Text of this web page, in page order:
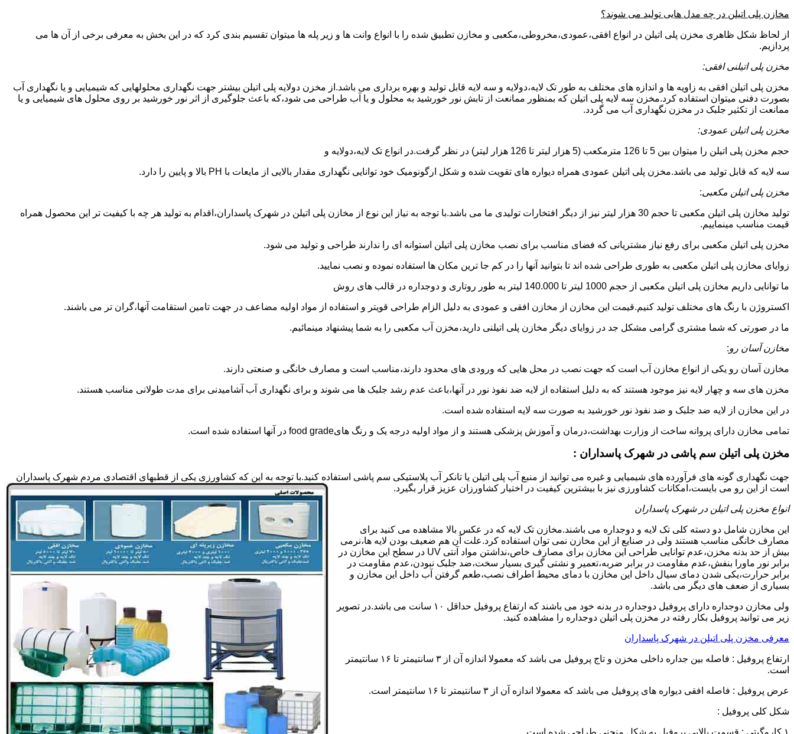
مخازن پلی اتیلن در چه مدل هایی تولید می شوند؟
از لحاظ شکل ظاهری مخزن پلی اتیلن در انواع افقی،عمودی،مخروطی،مکعبی و مخازن تطبیق شده را با انواع وانت ها و زیر پله ها میتوان تقسیم بندی کرد که در این بخش به معرفی برخی از آن ها می
پردازیم.
مخزن پلی اتیلنی افقی:
مخزن پلی اتیلن افقی به زاویه ها و اندازه های مختلف به طور تک لایه،دولایه و سه لایه قابل تولید و بهره برداری می باشد.از مخزن دولایه پلی اتیلن بیشتر جهت نگهداری محلولهایی که شیمیایی و یا نگهداری آب
بصورت دفنی میتوان استفاده کرد.مخزن سه لایه پلی اتیلن که بمنظور ممانعت از تابش نور خورشید به محلول و یا آب طراحی می شود،که باعث جلوگیری از اثر نور خورشید بر روی محلول های شیمیایی و یا
ممانعت از تکثیر جلبک در مخزن نگهداری آب می گردد.
مخزن پلی اتیلن عمودی:
حجم مخزن پلی اتیلن را میتوان بین 5 تا 126 مترمکعب (5 هزار لیتر تا 126 هزار لیتر) در نظر گرفت.در انواع تک لایه،دولایه و
سه لایه که قابل تولید می باشد.مخزن پلی اتیلن عمودی همراه دیواره های تقویت شده و شکل ارگونومیک خود توانایی نگهداری مقدار بالایی از مایعات با PH بالا و پایین را دارد.
مخزن پلی اتیلن مکعبی:
تولید مخازن پلی اتیلن مکعبی تا حجم 30 هزار لیتر نیز از دیگر افتخارات تولیدی ما می باشد.با توجه به نیاز این نوع از مخازن پلی اتیلن در شهرک پاسداران،اقدام به تولید هر چه با کیفیت تر این محصول همراه
قیمت مناسب مینماییم.
مخزن پلی اتیلن مکعبی برای رفع نیاز مشتریانی که فضای مناسب برای نصب مخازن پلی اتیلن استوانه ای را ندارند طراحی و تولید می شود.
زوایای مخازن پلی اتیلن مکعبی به طوری طراحی شده اند تا بتوانید آنها را در کم جا ترین مکان ها استفاده نموده و نصب نمایید.
ما توانایی داریم مخازن پلی اتیلن مکعبی از حجم 1000 لیتر تا 140.000 لیتر به طور روتاری و دوجداره در قالب های روش
اکستروژن با رنگ های مختلف تولید کنیم.قیمت این مخازن از مخازن افقی و عمودی به دلیل الزام طراحی قویتر و استفاده از مواد اولیه مضاعف در جهت تامین استقامت آنها،گران تر می باشند.
ما در صورتی که شما مشتری گرامی مشکل جد در زوایای دیگر مخازن پلی اتیلنی دارید،مخزن آب مکعبی را به شما پیشنهاد مینمائیم.
مخازن آسان رو:
مخازن آسان رو یکی از انواع مخازن آب است که جهت نصب در محل هایی که ورودی های محدود دارند،مناسب است و مصارف خانگی و صنعتی دارند.
مخزن های سه و چهار لایه نیز موجود هستند که به دلیل استفاده از لایه ضد نفوذ نور در آنها،باعث عدم رشد جلبک ها می شوند و برای نگهداری آب آشامیدنی برای مدت طولانی مناسب هستند.
در این مخازن از لایه ضد جلبک و ضد نفوذ نور خورشید به صورت سه لایه استفاده شده است.
تمامی مخازن دارای پروانه ساخت از وزارت بهداشت،درمان و آموزش پزشکی هستند و از مواد اولیه درجه یک و رنگ هایfood grade در آنها استفاده شده است.
مخزن پلی اتیلن سم پاشی در شهرک پاسداران :
جهت نگهداری گونه های فرآورده های شیمیایی و غیره می توانید از منبع آب پلی اتیلن یا تانکر آب پلاستیکی سم پاشی استفاده کنید.با توجه به این که کشاورزی یکی از قطبهای اقتصادی مردم شهرک پاسداران
است از این رو می بایست،امکانات کشاورزی نیز با بیشترین کیفیت در اختیار کشاورزان عزیز قرار بگیرد.
انواع مخزن پلی اتیلن در شهرک پاسداران
این مخازن شامل دو دسته کلی تک لایه و دوجداره می باشند.مخازن تک لایه که در عکس بالا مشاهده می کنید برای
مصارف خانگی مناسب هستند ولی در صنایع از این مخازن نمی توان استفاده کرد.علت آن هم ضعیف بودن لایه ها،نرمی
بیش از حد بدنه مخزن،عدم توانایی طراحی این مخازن برای مصارف خاص،نداشتن مواد آنتی UV در سطح این مخازن در
برابر نور ماورا بنفش،عدم مقاومت در برابر ضربه،تعمیر و نشتی گیری بسیار سخت،ضد جلبک نبودن،عدم مقاومت در
برابر حرارت،یکی شدن دمای سیال داخل این مخازن با دمای محیط اطراف نصب،طعم گرفتن آب داخل این مخازن و
بسیاری از ضعف های دیگر می باشد.
ولی مخازن دوجداره دارای پروفیل دوجداره در بدنه خود می باشند که ارتفاع پروفیل حداقل ۱۰ سانت می باشد.در تصویر
زیر می توانید پروفیل بکار رفته در مخزن پلی اتیلن دوجداره را مشاهده کنید.
معرفی مخزن پلی اتیلن در شهرک پاسداران
ارتفاع پروفیل : فاصله بین جداره داخلی مخزن و تاج پروفیل می باشد که معمولا اندازه آن از ۳ سانتیمتر تا ۱۶ سانتیمتر
است.
عرض پروفیل : فاصله افقی دیواره های پروفیل می باشد که معمولا اندازه آن از ۳ سانتیمتر تا ۱۶ سانتیمتر است.
شکل کلی پروفیل :
۱.کاروگیتی : قسمت بالایی پروفیل به شکل منحنی طراحی شده است.